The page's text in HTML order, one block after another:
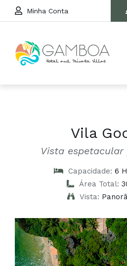
Minha Conta
Vila
Vista
Capacidade: 6
Área Total:
Vista: